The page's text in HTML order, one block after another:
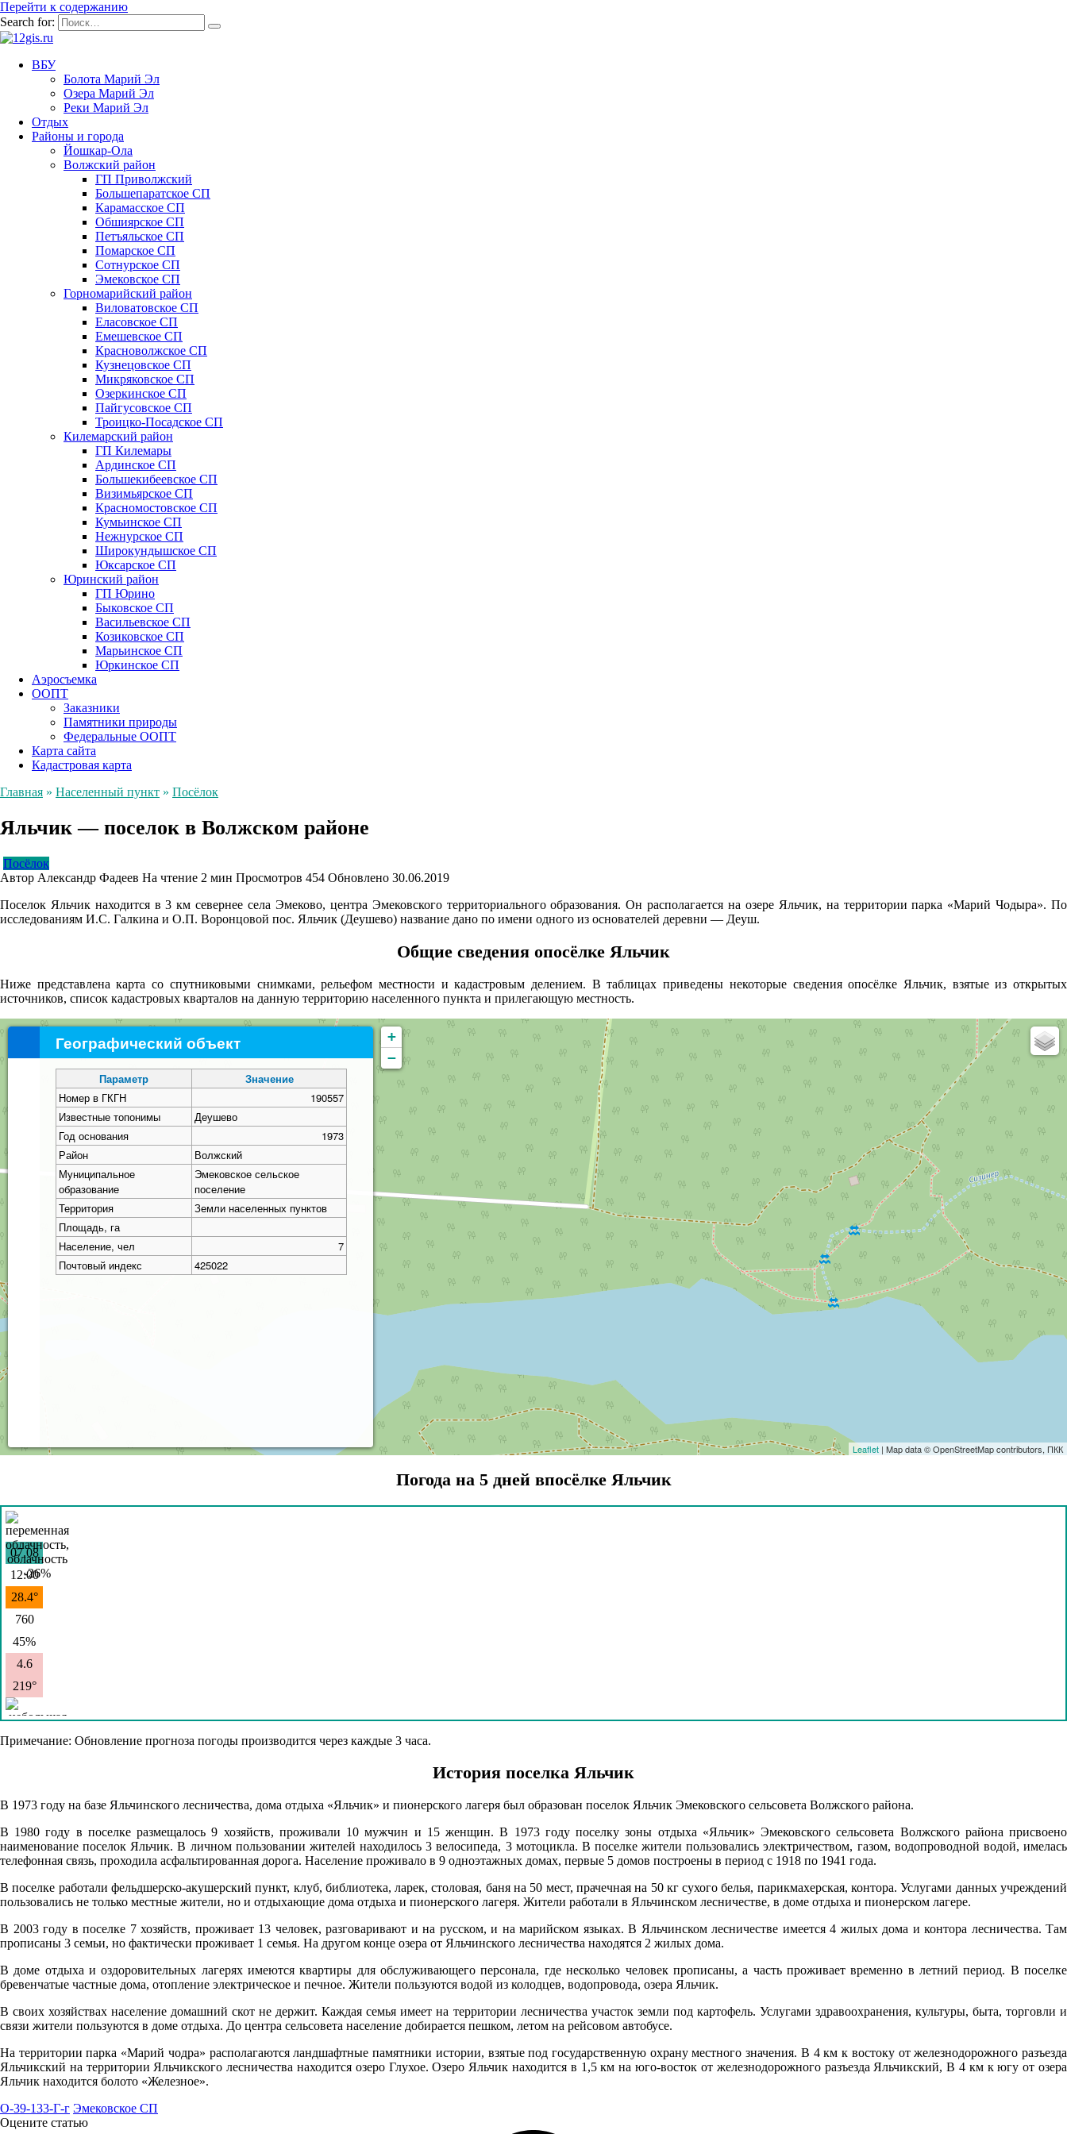
Перейти к содержанию
Search for:
ВБУ
Болота Марий Эл
Озера Марий Эл
Реки Марий Эл
Отдых
Районы и города
Йошкар-Ола
Волжский район
ГП Приволжский
Большепаратское СП
Карамасское СП
Обшиярское СП
Петъяльское СП
Помарское СП
Сотнурское СП
Эмековское СП
Горномарийский район
Виловатовское СП
Еласовское СП
Емешевское СП
Красноволжское СП
Кузнецовское СП
Микряковское СП
Озеркинское СП
Пайгусовское СП
Троицко-Посадское СП
Килемарский район
ГП Килемары
Ардинское СП
Большекибеевское СП
Визимьярское СП
Красномостовское СП
Кумьинское СП
Нежнурское СП
Широкундышское СП
Юксарское СП
Юринский район
ГП Юрино
Быковское СП
Васильевское СП
Козиковское СП
Марьинское СП
Юркинское СП
Аэросъемка
ООПТ
Заказники
Памятники природы
Федеральные ООПТ
Карта сайта
Кадастровая карта
Главная » Населенный пункт » Посёлок
Яльчик — поселок в Волжском районе
Посёлок
Автор Александр Фадеев На чтение 2 мин Просмотров 454 Обновлено 30.06.2019
Поселок Яльчик находится в 3 км севернее села Эмеково, центра Эмековского территориального образования. Он располагается на озере Яльчик, на территории парка «Марий Чодыра». По
исследованиям И.С. Галкина и О.П. Воронцовой пос. Яльчик (Деушево) название дано по имени одного из основателей деревни — Деуш.
Общие сведения опосёлке Яльчик
Ниже представлена карта со спутниковыми снимками, рельефом местности и кадастровым делением. В таблицах приведены некоторые сведения опосёлке Яльчик, взятые из открытых
источников, список кадастровых кварталов на данную территорию населенного пункта и прилегающую местность.
Географический объект
Параметр
Значение
Номер в ГКГН
190557
Известные топонимы
Деушево
Год основания
1973
Район
Волжский
Муниципальное
образование
Эмековское сельское
поселение
Территория
Земли населенных пунктов
Площадь, га
Население, чел
7
Почтовый индекс
425022
+
−
Leaflet | Map data © OpenStreetMap contributors, ПКК
Погода на 5 дней впосёлке Яльчик
07.08
12:00
28.4°
760
45%
4.6
219°
07.08
760
44%
4.3
07.08
18:00
26.7°
758
57%
210°
07.08
Примечание: Обновление прогноза погоды производится через каждые 3 часа.
История поселка Яльчик
В 1973 году на базе Яльчинского лесничества, дома отдыха «Яльчик» и пионерского лагеря был образован поселок Яльчик Эмековского сельсовета Волжского района.
В 1980 году в поселке размещалось 9 хозяйств, проживали 10 мужчин и 15 женщин. В 1973 году поселку зоны отдыха «Яльчик» Эмековского сельсовета Волжского района присвоено
наименование поселок Яльчик. В личном пользовании жителей находилось 3 велосипеда, 3 мотоцикла. В поселке жители пользовались электричеством, газом, водопроводной водой, имелась
телефонная связь, проходила асфальтированная дорога. Население проживало в 9 одноэтажных домах, первые 5 домов построены в период с 1918 по 1941 года.
В поселке работали фельдшерско-акушерский пункт, клуб, библиотека, ларек, столовая, баня на 50 мест, прачечная на 50 кг сухого белья, парикмахерская, контора. Услугами данных учреждений
пользовались не только местные жители, но и отдыхающие дома отдыха и пионерского лагеря. Жители работали в Яльчинском лесничестве, в доме отдыха и пионерском лагере.
В 2003 году в поселке 7 хозяйств, проживает 13 человек, разговаривают и на русском, и на марийском языках. В Яльчинском лесничестве имеется 4 жилых дома и контора лесничества. Там
прописаны 3 семьи, но фактически проживает 1 семья. На другом конце озера от Яльчинского лесничества находятся 2 жилых дома.
В доме отдыха и оздоровительных лагерях имеются квартиры для обслуживающего персонала, где несколько человек прописаны, а часть проживает временно в летний период. В поселке
бревенчатые частные дома, отопление электрическое и печное. Жители пользуются водой из колодцев, водопровода, озера Яльчик.
В своих хозяйствах население домашний скот не держит. Каждая семья имеет на территории лесничества участок земли под картофель. Услугами здравоохранения, культуры, быта, торговли и
связи жители пользуются в доме отдыха. До центра сельсовета население добирается пешком, летом на рейсовом автобусе.
На территории парка «Марий чодра» располагаются ландшафтные памятники истории, взятые под государственную охрану местного значения. В 4 км к востоку от железнодорожного разъезда
Яльчикский на территории Яльчикского лесничества находится озеро Глухое. Озеро Яльчик находится в 1,5 км на юго-восток от железнодорожного разъезда Яльчикский, В 4 км к югу от озера
Яльчик находится болото «Железное».
O-39-133-Г-г Эмековское СП
Оцените статью